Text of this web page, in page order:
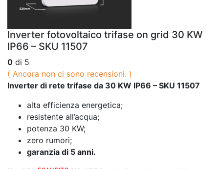
Inverter fotovoltaico trifase on grid 30 KW
IP66 – SKU 11507
0 di 5
( Ancora non ci sono recensioni. )
Inverter di rete trifase da 30 KW IP66 – SKU 11507
alta efficienza energetica;
resistente all’acqua;
potenza 30 KW;
zero rumori;
garanzia di 5 anni.